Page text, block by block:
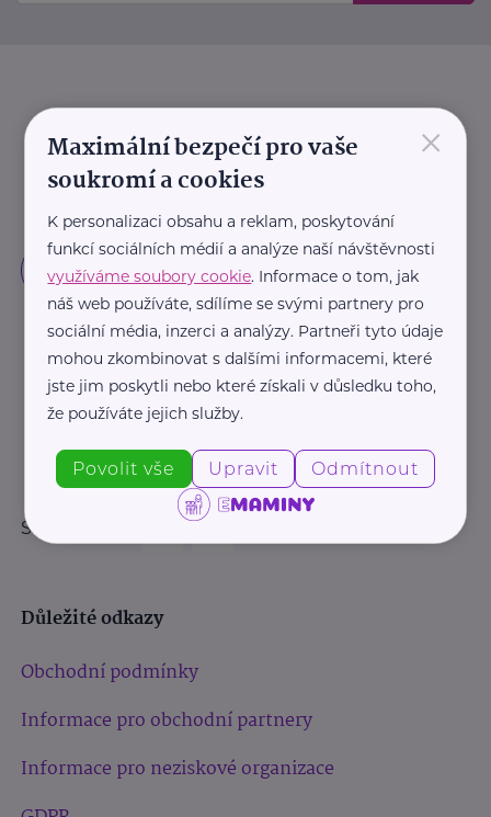
Sledujte nás:
Důležité odkazy
Obchodní podmínky
Informace pro obchodní partnery
Informace pro neziskové organizace
×
Maximální bezpečí pro vaše
soukromí a cookies
K personalizaci obsahu a reklam, poskytování
funkcí sociálních médií a analýze naší návštěvnosti
využíváme soubory cookie. Informace o tom, jak
náš web používáte, sdílíme se svými partnery pro
sociální média, inzerci a analýzy. Partneři tyto údaje
mohou zkombinovat s dalšími informacemi, které
jste jim poskytli nebo které získali v důsledku toho,
že používáte jejich služby.
Povolit vše Upravit Odmítnout